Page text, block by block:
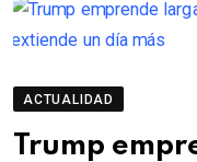
ACTUALIDAD
Trump